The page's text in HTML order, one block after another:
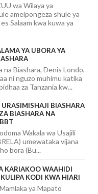
wa Wilaya ya
ameipongeza shule ya
Salaam kwa kuwa ya
YA UBORA YA
na Biashara, Denis Londo,
ni nguzo muhimu katika
za Tanzania kw...
URASIMISHAJI BIASHARA
BIASHARA NA
Wakala wa Usajili
umewataka vijana
bora (Bu...
KARIAKOO WAAHIDI
KODI KWA HIARI
ya Mapato